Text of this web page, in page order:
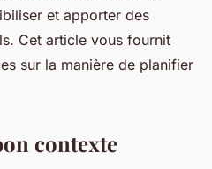
et apporter des
Cet article vous fournit
sur la manière de planifier
contexte